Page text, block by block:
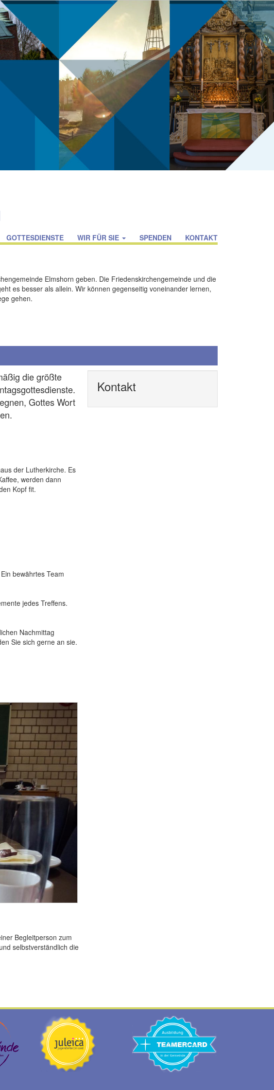
GOTTESDIENSTE WIR FÜR SIE SPENDEN KONTAKT
Elmshorn geben. Die Friedenskirchengemeinde und die
es besser als allein. Wir können gegenseitig voneinander lernen,
gehen.
die größte
Gottes Wort
der Lutherkirche. Es
werden dann
Kopf fit.
bewährtes Team
jedes Treffens.
Nachmittag
Sie sich gerne an sie.
Begleitperson zum
selbstverständlich die
Kontakt